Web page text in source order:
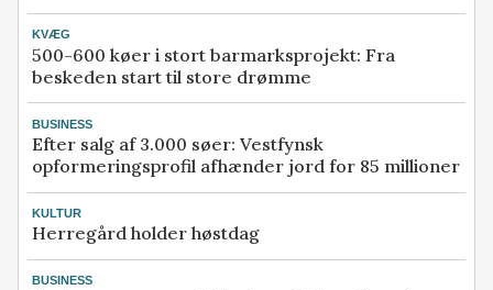
KVÆG
500-600 køer i stort barmarksprojekt: Fra
beskeden start til store drømme
BUSINESS
Efter salg af 3.000 søer: Vestfynsk
opformeringsprofil afhænder jord for 85 millioner
KULTUR
Herregård holder høstdag
BUSINESS